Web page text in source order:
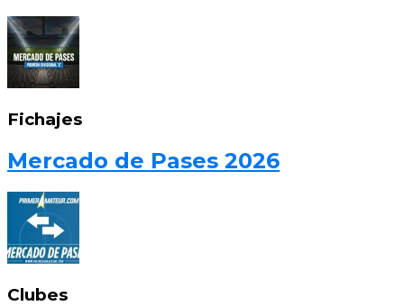
Fichajes
Mercado de Pases 2026
Clubes